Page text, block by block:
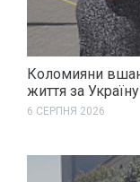
Коломияни
життя за Україну
6 СЕРПНЯ 2026